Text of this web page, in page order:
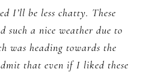
I’ll be less chatty. These
such a nice weather due to
was heading towards the
that even if I liked these